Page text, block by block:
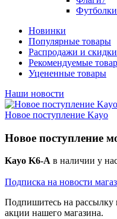
Футболки
Новинки
Популярные товары
Распродажи и скидки
Рекомендуемые
Уцененные товары
Наши новости
Новое поступление Kayo
Новое поступление
Kayo K6-A в наличии у
Подписка на новости
Подпишитесь на рассылку
акции нашего магазина.